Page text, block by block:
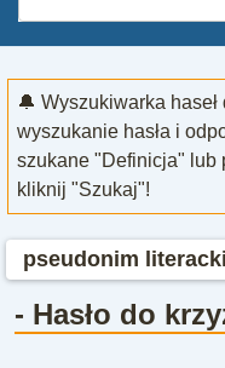
🔔 Wyszukiwarka
wyszukanie hasła i
szukane "Definicja" lub
kliknij "Szukaj"!
pseudonim
- Hasło do